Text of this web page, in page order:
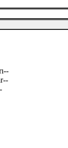
--
--